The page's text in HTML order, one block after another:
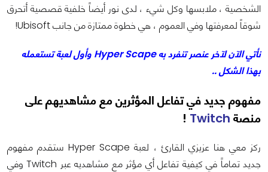
الشخصية ، ملابسها وكل شيء ، لدى نور أيضاً خلفية قصصية أتحرق
شوقاً لمعرفتها وفي العموم ، هي خطوة ممتازة من جانب Ubisoft!
نأتي الآن لآخر عنصر تنفرد به Hyper Scape وأول لعبة تستعمله
بهذا الشكل ..
مفهوم جديد في تفاعل المؤثرين مع مشاهديهم على
منصة Twitch
!
ركز معي هنا عزيزي القارئ ، لعبة Hyper Scape ستقدم مفهوم
جديد تماماً في كيفية تفاعل أي مؤثر مع مشاهديه عبر Twitch وفي